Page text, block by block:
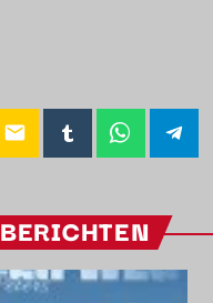
email